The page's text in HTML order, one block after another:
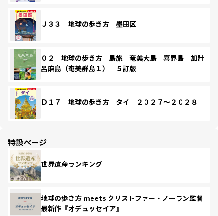
Ｊ３３ 地球の歩き方 墨田区
０２ 地球の歩き方 島旅 奄美大島 喜界島 加計
呂麻島（奄美群島１） ５訂版
Ｄ１７ 地球の歩き方 タイ ２０２７～２０２８
特設ページ
世界遺産ランキング
地球の歩き方 meets クリストファー・ノーラン監督
最新作『オデュッセイア』